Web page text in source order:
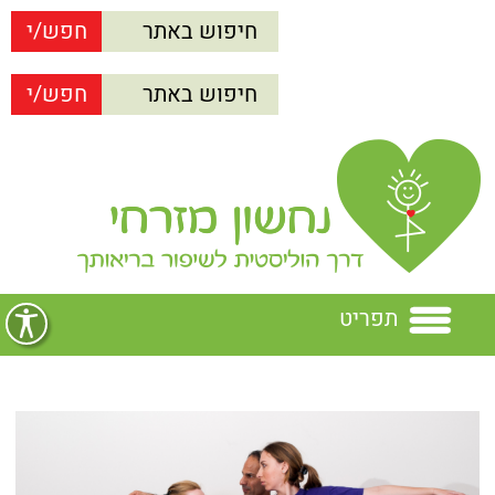
תפריט
נחשון מזרחי